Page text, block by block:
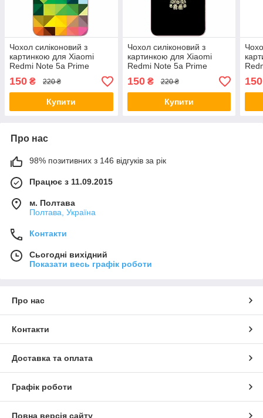
Чохол силіконовий з
картинкою для Xiaomi
Redmi Note 5a Prime
Кольорова мозаїка
150 ₴ 220 ₴
Купити
Чохол силіконовий з
картинкою для Xiaomi
Redmi Note 5a Prime
Череп
150₴ 220 ₴
Купити
150
Про нас
98% позитивних з 146 відгуків за рік
Працює з 11.09.2015
м. Полтава
Полтава, Україна
Контакти
Сьогодні вихідний
Показати весь графік роботи
Про нас
Контакти
Доставка та оплата
Графік роботи
Повна версія сайту